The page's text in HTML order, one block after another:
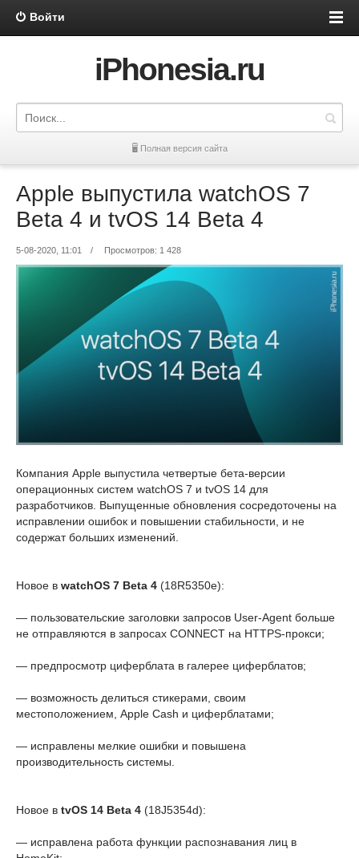
Войти
iPhonesia.ru
🖥 Полная версия сайта
Apple выпустила watchOS 7
Beta 4 и tvOS 14 Beta 4
5-08-2020, 11:01 / Просмотров: 1 428
Компания Apple выпустила четвертые бета-версии
операционных систем watchOS 7 и tvOS 14 для
разработчиков. Выпущенные обновления сосредоточены на
исправлении ошибок и повышении стабильности, и не
содержат больших изменений.
Новое в watchOS 7 Beta 4 (18R5350e):
— пользовательские заголовки запросов User-Agent больше
не отправляются в запросах CONNECT на HTTPS-прокси;
— предпросмотр циферблата в галерее циферблатов;
— возможность делиться стикерами, своим
местоположением, Apple Cash и циферблатами;
— исправлены мелкие ошибки и повышена
производительность системы.
Новое в tvOS 14 Beta 4 (18J5354d):
— исправлена работа функции распознавания лиц в